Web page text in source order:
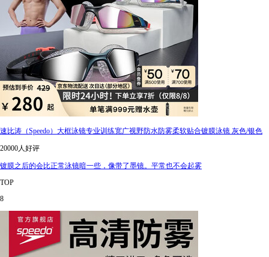
速比涛（Speedo）大框泳镜专业训练宽广视野防水防雾柔软贴合镀膜泳镜 灰色/银色
20000人好评
镀膜之后的会比正常泳镜暗一些，像带了墨镜。平常也不会起雾
TOP
8